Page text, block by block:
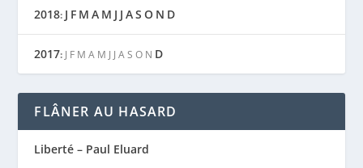
2018: J F M A M J J AS O N D
2017: J F M A M J J A S O N D
FLÂNER AU HASARD
Liberté – Paul Eluard